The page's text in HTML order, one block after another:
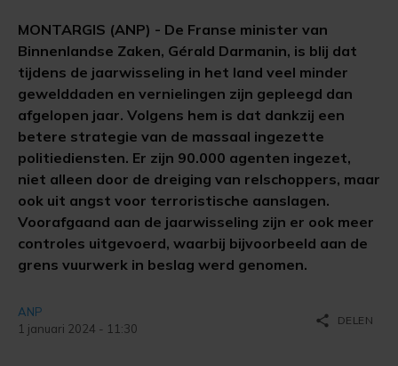
MONTARGIS (ANP) - De Franse minister van
Binnenlandse Zaken, Gérald Darmanin, is blij dat
tijdens de jaarwisseling in het land veel minder
gewelddaden en vernielingen zijn gepleegd dan
afgelopen jaar. Volgens hem is dat dankzij een
betere strategie van de massaal ingezette
politiediensten. Er zijn 90.000 agenten ingezet,
niet alleen door de dreiging van relschoppers, maar
ook uit angst voor terroristische aanslagen.
Voorafgaand aan de jaarwisseling zijn er ook meer
controles uitgevoerd, waarbij bijvoorbeeld aan de
grens vuurwerk in beslag werd genomen.
ANP
1 januari 2024 - 11:30
share DELEN